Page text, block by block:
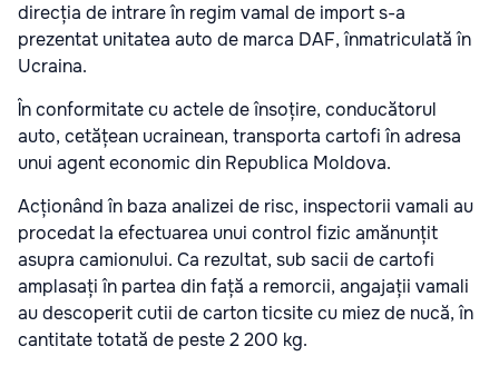
direcția de intrare în regim vamal de import s-a
prezentat unitatea auto de marca DAF, înmatriculată în
Ucraina.
În conformitate cu actele de însoțire, conducătorul
auto, cetățean ucrainean, transporta cartofi în adresa
unui agent economic din Republica Moldova.
Acționând în baza analizei de risc, inspectorii vamali au
procedat la efectuarea unui control fizic amănunțit
asupra camionului. Ca rezultat, sub sacii de cartofi
amplasați în partea din față a remorcii, angajații vamali
au descoperit cutii de carton ticsite cu miez de nucă, în
cantitate totată de peste 2 200 kg.